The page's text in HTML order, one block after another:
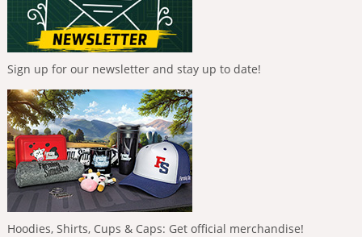
Sign up for our newsletter and stay up to date!
Hoodies, Shirts, Cups & Caps: Get official merchandise!